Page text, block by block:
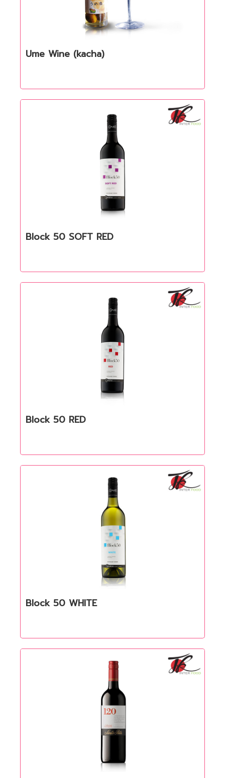
Quick View
Ume Wine (kacha)
Quick View
Block 50 SOFT RED
Quick View
Block 50 RED
Quick View
Block 50 WHITE